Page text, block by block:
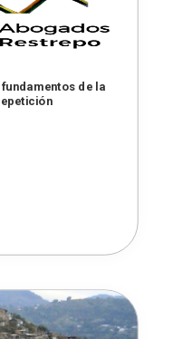
de la